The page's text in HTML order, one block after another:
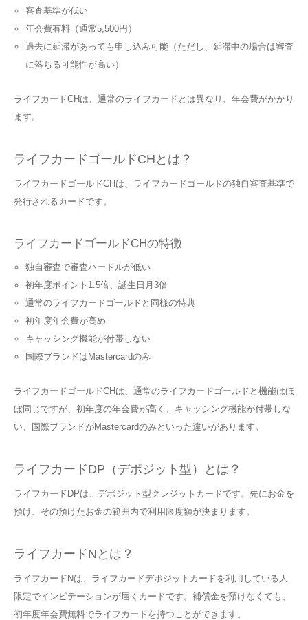
審査基準が低い
年会費有料（通常5,500円）
過去に延滞があっても申し込み可能（ただし、延滞中の場合は審査
に落ちる可能性が高い）
ライフカードCHは、通常のライフカードとは異なり、年会費がかかり
ます。
ライフカードゴールドCHとは？
ライフカードゴールドCHは、ライフカードゴールドの独自審査基準で
発行されるカードです。
ライフカードゴールドCHの特徴
独自審査で審査ハードルが低い
初年度ポイント1.5倍、誕生日月3倍
通常のライフカードゴールドと同様の特典
初年度年会費が高め
キャッシング機能が付帯しない
国際ブランドはMastercardのみ
ライフカードゴールドCHは、通常のライフカードゴールドと機能はほ
ぼ同じですが、初年度の年会費が高く、キャッシング機能が付帯しな
い、国際ブランドがMastercardのみといった違いがあります。
ライフカードDP（デポジット型）とは？
ライフカードDPは、デポジット型クレジットカードです。先にお金を
預け、その預けたお金の範囲内で利用限度額が決まります。
ライフカードNとは？
ライフカードNは、ライフカードデポジットカードを利用している人
限定でインビテーションが届くカードです。補償金を預けなくても、
初年度年会費無料でライフカードを持つことができます。